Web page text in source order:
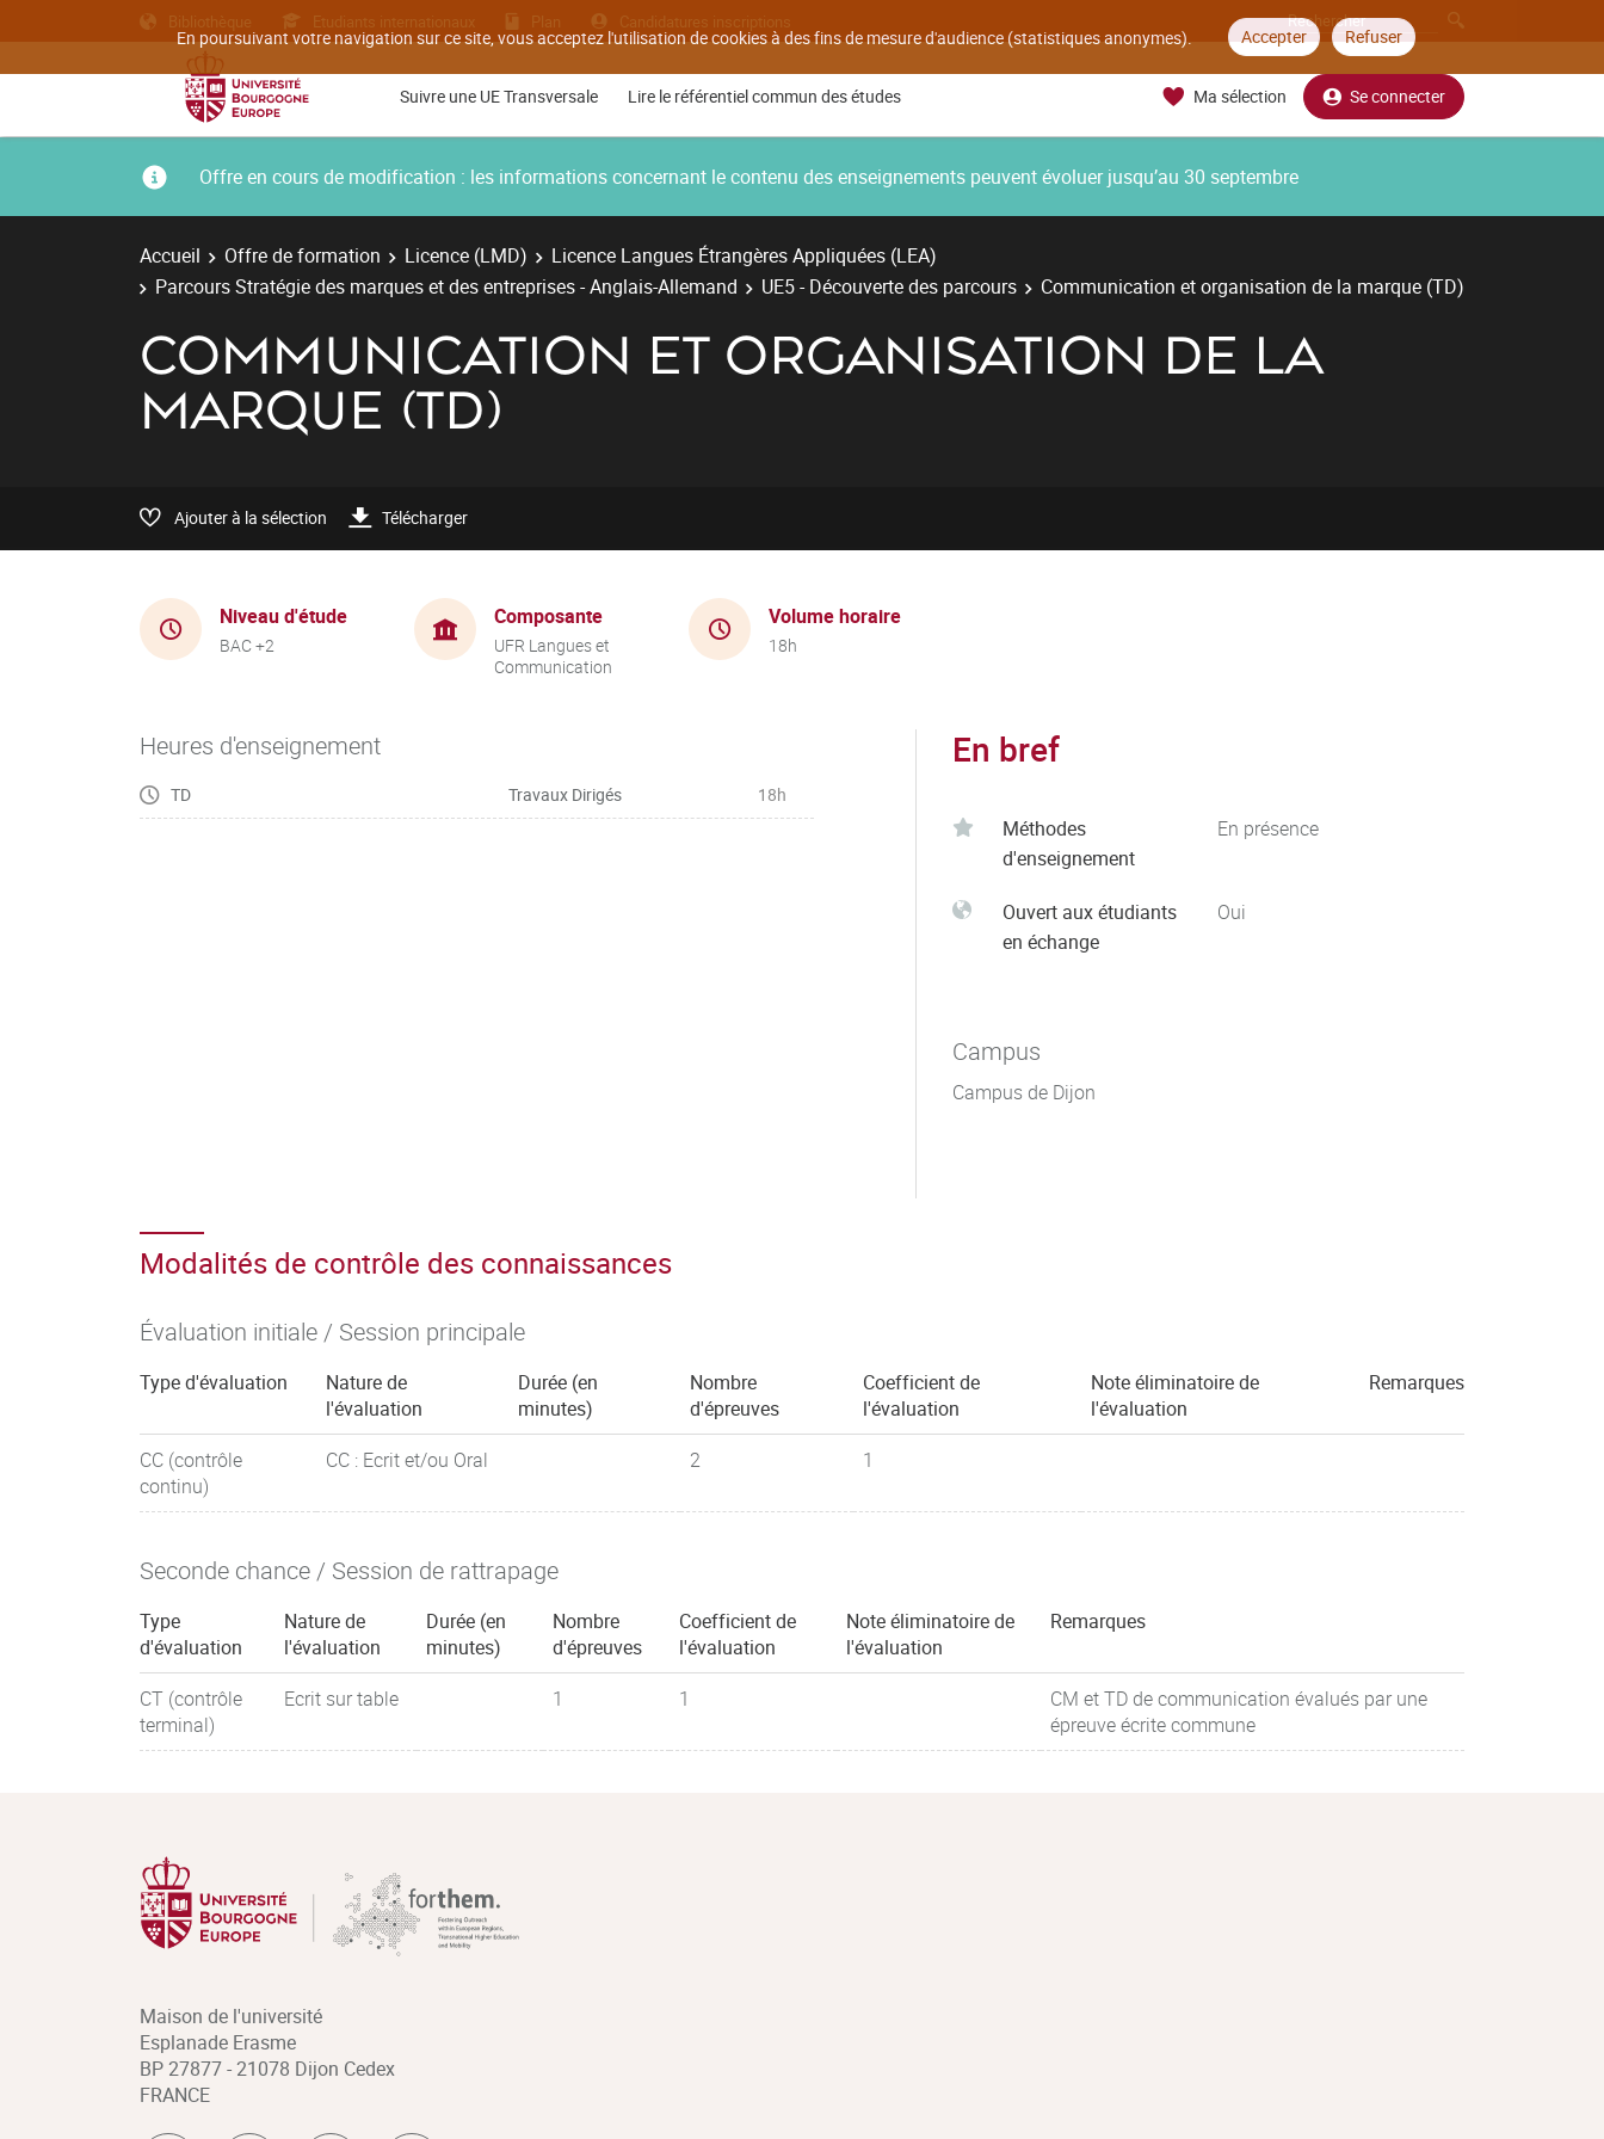
En poursuivant votre navigation sur ce site, vous acceptez l'utilisation de cookies à des fins de mesure d'audience (statistiques anonymes). Accepter Refuser
Bibliothèque Etudiants internationaux Plan Candidatures inscriptions
Suivre une UE Transversale Lire le référentiel commun des études Ma sélection Se connecter
Offre en cours de modification : les informations concernant le contenu des enseignements peuvent évoluer jusqu’au 30 septembre
Accueil Offre de formation Licence (LMD)
Licence Langues Étrangères Appliquées (LEA)
Parcours Stratégie des marques et des entreprises - Anglais-Allemand
UE5 - Découverte des parcours Communication et organisation de la marque (TD)
COMMUNICATION ET ORGANISATION DE LA
MARQUE (TD)
Ajouter à la sélection Télécharger
Niveau d'étude
BAC +2
Composante
UFR Langues et
Communication
Volume horaire
18h
Heures d'enseignement
TD Travaux Dirigés 18h
En bref
Méthodes
d'enseignement
En présence
Ouvert aux étudiants
en échange
Oui
Campus
Campus de Dijon
Modalités de contrôle des connaissances
Évaluation initiale / Session principale
Type d'évaluation
Nature de
l'évaluation
Durée (en
minutes)
Nombre
d'épreuves
Coefficient de
l'évaluation
Note éliminatoire de
l'évaluation
Remarques
CC (contrôle
continu)
CC : Ecrit et/ou Oral 2 1
Seconde chance / Session de rattrapage
Type
d'évaluation
Nature de
l'évaluation
Durée (en
minutes)
Nombre
d'épreuves
Coefficient de
l'évaluation
Note éliminatoire de
l'évaluation
Remarques
CT (contrôle
terminal)
Ecrit sur table 1 1
CM et TD de communication évalués par une
épreuve écrite commune
Maison de l'université
Esplanade Erasme
BP 27877 - 21078 Dijon Cedex
FRANCE